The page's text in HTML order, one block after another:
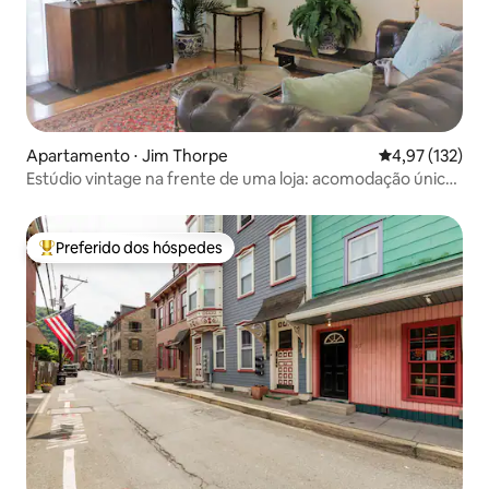
Apartamento ⋅ Jim Thorpe 4,97 de uma
4,97 (132)
Estúdio vintage na frente de uma loja: acomodação única
Entre os melhores preferidos dos hóspedes
Preferido dos hóspedes